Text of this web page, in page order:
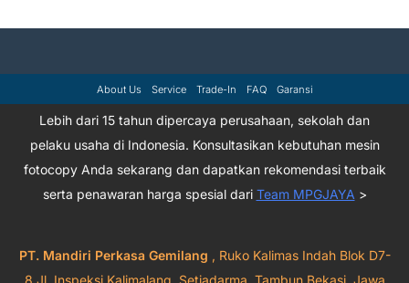
About Us Service Trade-In FAQ Garansi
Lebih dari 15 tahun dipercaya perusahaan, sekolah dan
pelaku usaha di Indonesia. Konsultasikan kebutuhan mesin
fotocopy Anda sekarang dan dapatkan rekomendasi terbaik
serta penawaran harga spesial dari Team MPGJAYA >
PT. Mandiri Perkasa Gemilang , Ruko Kalimas Indah Blok D7-
8 Jl. Inspeksi Kalimalang, Setiadarma, Tambun Bekasi, Jawa